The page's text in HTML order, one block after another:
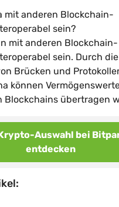
mit anderen Blockchain-
sein?
mit anderen Blockchain-
sein. Durch die
Brücken und
können
Blockchains übertragen
Auswahl bei
entdecken